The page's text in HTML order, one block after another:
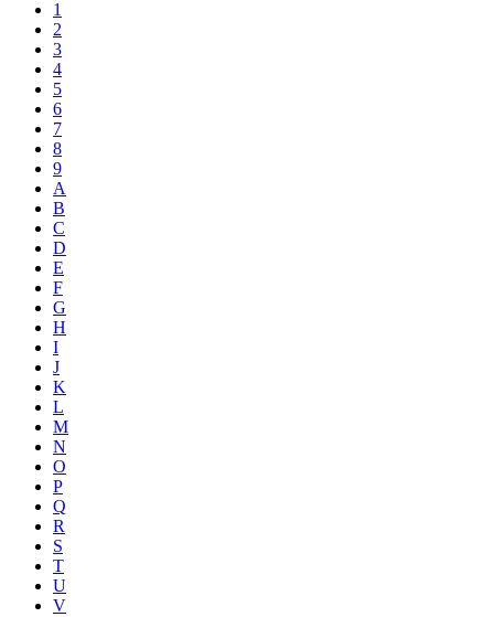
1
2
3
4
5
6
7
8
9
A
B
C
D
E
F
G
H
I
J
K
L
M
N
O
P
Q
R
S
T
U
V